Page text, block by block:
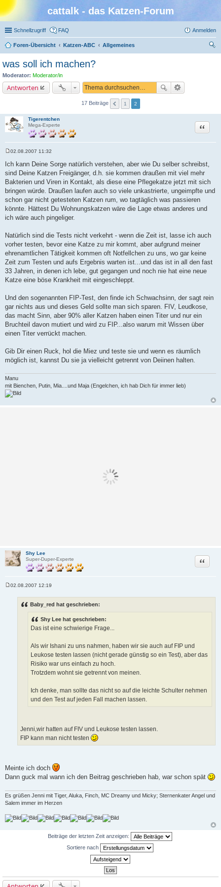
cattalk - das Katzen-Forum
Schnellzugriff FAQ Anmelden
Foren-Übersicht Katzen-ABC
Allgemeines
was soll ich machen?
Moderator: Moderator/in
Antworten
17 Beiträge 1 2
Tigerentchen
Mega-Experte
Zitat
e
i
t
a
g
02.08.2007 11:32
Ich kann Deine Sorge natürlich verstehen, aber wie Du selber schreibst,
sind Deine Katzen Freigänger, d.h. sie kommen draußen mit viel mehr
Bakterien und Viren in Kontakt, als diese eine Pflegekatze jetzt mit sich
bringen würde. Draußen laufen auch so viele unkastrierte, ungeimpfte und
schon gar nicht getesteten Katzen rum, wo tagtäglich was passieren
könnte. Hättest Du Wohnungskatzen wäre die Lage etwas anderes und
ich wäre auch pingeliger.
Natürlich sind die Tests nicht verkehrt - wenn die Zeit ist, lasse ich auch
vorher testen, bevor eine Katze zu mir kommt, aber aufgrund meiner
ehrenamtlichen Tätigkeit kommen oft Notfellchen zu uns, wo gar keine
Zeit zum Testen und aufs Ergebnis warten ist...und das ist in all den fast
33 Jahren, in denen ich lebe, gut gegangen und noch nie hat eine neue
Katze eine böse Krankheit mit eingeschleppt.
Und den sogenannten FIP-Test, den finde ich Schwachsinn, der sagt rein
gar nichts aus und dieses Geld sollte man sich sparen. FIV, Leudkose,
das macht Sinn, aber 90% aller Katzen haben einen Titer und nur ein
Bruchteil davon mutiert und wird zu FIP...also warum mit Wissen über
einen Titer verrückt machen.
Gib Dir einen Ruck, hol die Miez und teste sie und wenn es räumlich
möglich ist, kannst Du sie ja vielleicht getrennt von Deiinen halten.
Manu
mit Bienchen, Putin, Mia....und Maja (Engelchen, ich hab Dich für immer lieb)
Shy Lee
Super-Duper-Experte
Zitat
02.08.2007 12:19
Baby_red hat geschrieben:
Shy Lee hat geschrieben:
Das ist eine schwierige Frage...
Als wir Ishani zu uns nahmen, haben wir sie auch auf FIP und
Leukose testen lassen (nicht gerade günstig so ein Test), aber das
Risiko war uns einfach zu hoch.
Trotzdem wohnt sie getrennt von meinen.
Ich denke, man sollte das nicht so auf die leichte Schulter nehmen
und den Test auf jeden Fall machen lassen.
Jenni,wir hatten auf FIV und Leukose testen lassen.
FIP kann man nicht testen
Meinte ich doch
Dann guck mal wann ich den Beitrag geschrieben hab, war schon spät
Es grüßen Jenni mit Tiger, Aluka, Finch, MC Dreamy und Micky; Sternenkater Angel und
Salem immer im Herzen
Beiträge der letzten Zeit anzeigen:
Sortiere nach